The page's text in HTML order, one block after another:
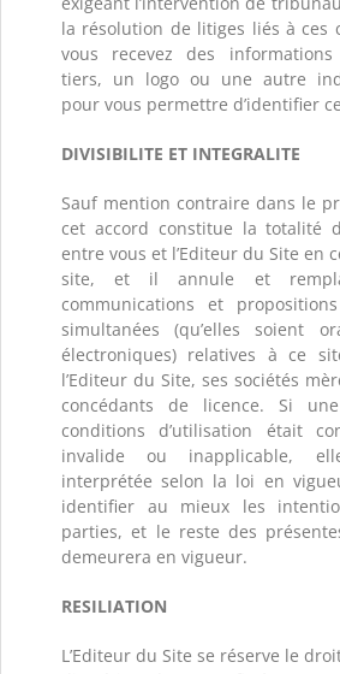
la résolution de litiges liés à ces
vous recevez des informations
tiers, un logo ou une autre
pour vous permettre d’identifier
DIVISIBILITE ET INTEGRALITE
Sauf mention contraire dans le
cet accord constitue la totalité
entre vous et l’Editeur du Site en
site, et il annule et
communications et
simultanées (qu’elles soient
électroniques) relatives à ce
l’Editeur du Site, ses sociétés
concédants de licence. Si
conditions d’utilisation était
invalide ou inapplicable,
interprétée selon la loi en
identifier au mieux les
parties, et le reste des
demeurera en vigueur.
RESILIATION
L’Editeur du Site se réserve le